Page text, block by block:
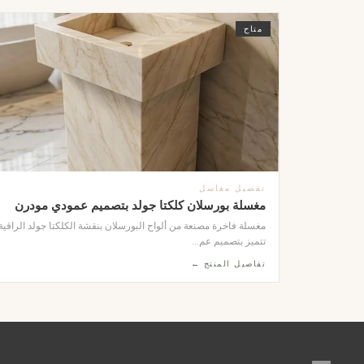
متاح
تفصيل مغاسل
مغسلة بورسلان كلكتا جولد بتصميم عمودي مودرن
مغسلة فاخرة مصنعة من ألواح البورسلان بنقشة الكلكتا جولد
تتميز بتصميم عم...
تفاصيل المنتج ←